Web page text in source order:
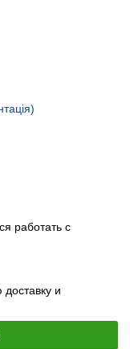
многие игры от
уровне.
мега-бюджетного
нём у меня шли на
1280X1024
работать с
и